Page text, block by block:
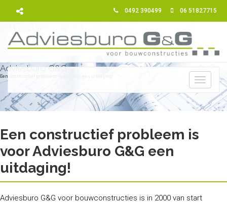
0492 390499 06 51827715
Toggle
Adviesburo G&G
Een constructief probleem is voor ons een uitdaging!
Een constructief probleem is
voor Adviesburo G&G een
uitdaging!
Adviesburo G&G voor bouwconstructies is in 2000 van start